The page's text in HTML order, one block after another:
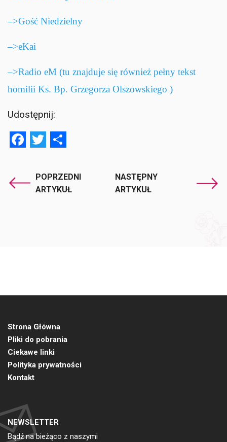
–>Gość Niedzielny
–>eKai
–>Radio eM (tu znajduje się również pełny tekst
homilii Ks. Bp. Grzegorza Olszowskiego )
Udostępnij:
Facebook
Twitter
POPRZEDNI
ARTYKUŁ
NASTĘPNY
ARTYKUŁ
Strona Główna
Pliki do pobrania
Ciekawe linki
Polityka prywatności
Kontakt
NEWSLETTER
Bądź na bieżąco z naszymi